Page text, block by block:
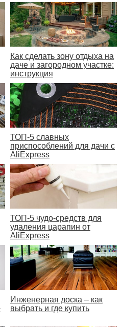
Как сделать зону отдыха на
даче и загородном участке:
инструкция
ТОП-5 славных
приспособлений для дачи с
AliExpress
ТОП-5 чудо-средств для
удаления царапин от
AliExpress
Инженерная доска – как
выбрать и где купить